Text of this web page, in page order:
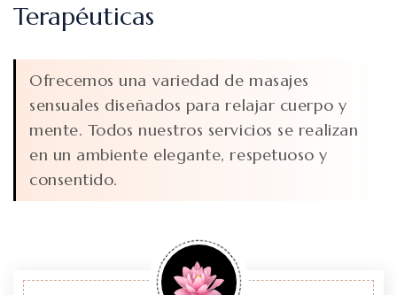
Terapéuticas
Ofrecemos una variedad de masajes
sensuales diseñados para relajar cuerpo y
mente. Todos nuestros servicios se realizan
en un ambiente elegante, respetuoso y
consentido.